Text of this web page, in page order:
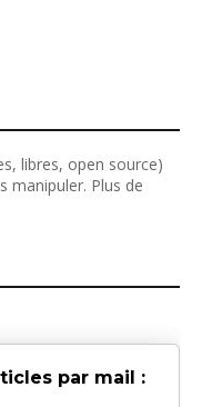
libres, open source)
manipuler. Plus de
par mail :